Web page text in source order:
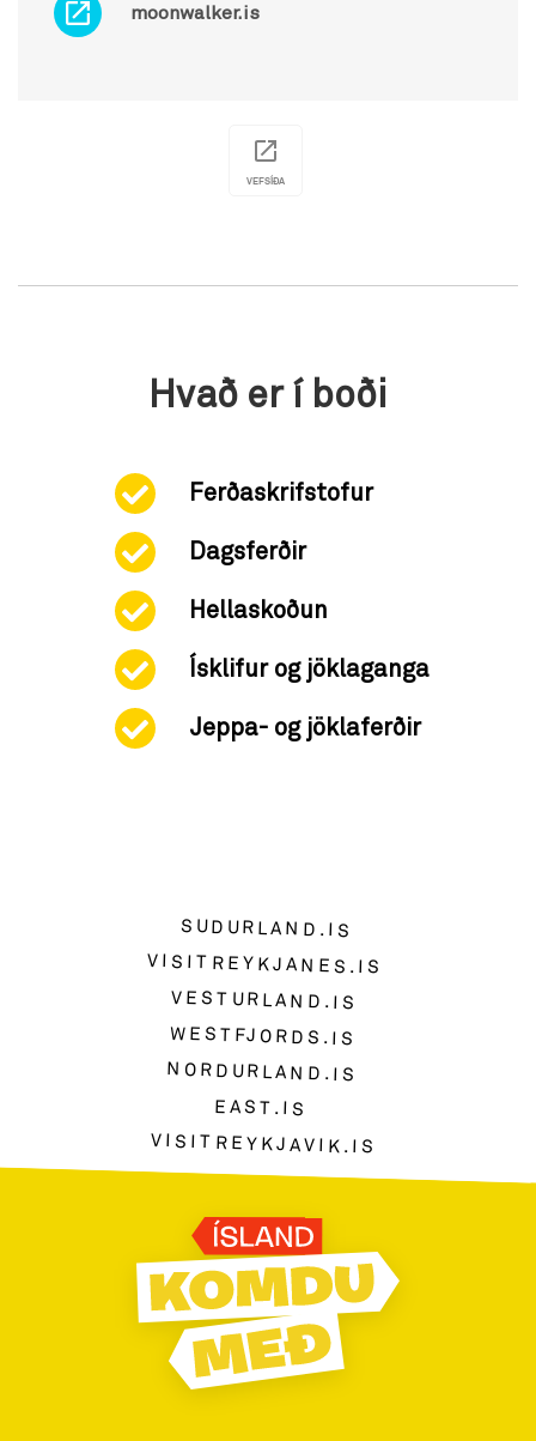
moonwalker.is
VEFSÍÐA
Hvað er í boði
Ferðaskrifstofur
Dagsferðir
Hellaskoðun
Ísklifur og jöklaganga
Jeppa- og jöklaferðir
SUDURLAND.IS
VISITREYKJANES.IS
VESTURLAND.IS
WESTFJORDS.IS
NORDURLAND.IS
EAST.IS
VISITREYKJAVIK.IS